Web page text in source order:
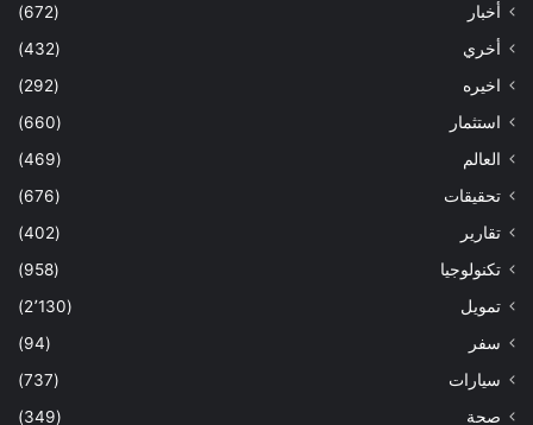
أخبار
(672)
أخري
(432)
اخيره
(292)
استثمار
(660)
العالم
(469)
تحقيقات
(676)
تقارير
(402)
تكنولوجيا
(958)
تمويل
(2٬130)
سفر
(94)
سيارات
(737)
صحة
(349)